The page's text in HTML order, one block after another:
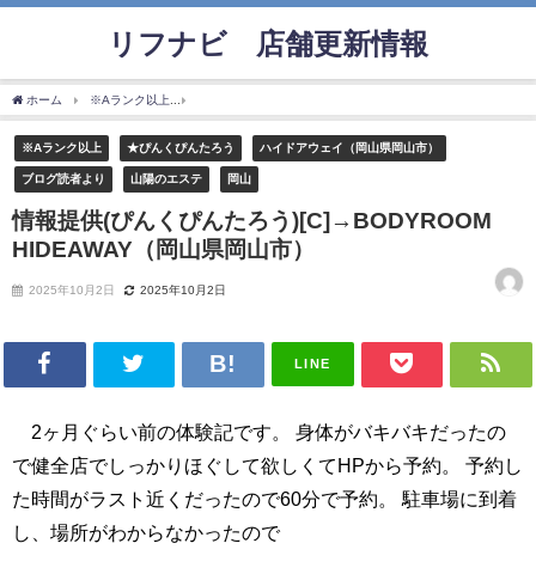
リフナビ®店舗更新情報
ホーム ※Aランク以上
※Aランク以上 ★ぴんくぴんたろう ハイドアウェイ（岡山県岡山市）
ブログ読者より 山陽のエステ 岡山
情報提供(ぴんくぴんたろう)[C]→BODYROOM
HIDEAWAY（岡山県岡山市）
2025年10月2日 2025年10月2日
LINE
2ヶ月ぐらい前の体験記です。 身体がバキバキだったの
で健全店でしっかりほぐして欲しくてHPから予約。 予約し
た時間がラスト近くだったので60分で予約。 駐車場に到着
し、場所がわからなかったので